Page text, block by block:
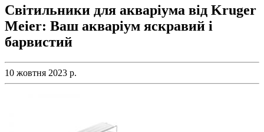
Світильники для акваріума від Kruger
Meier: Ваш акваріум яскравий і
барвистий
10 жовтня 2023 р.